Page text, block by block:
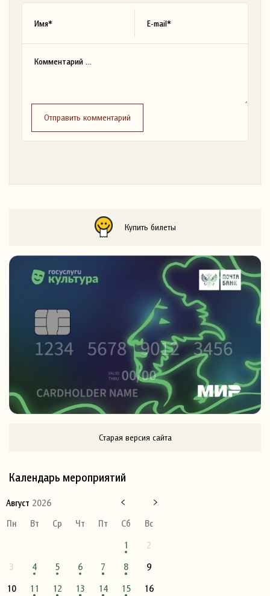
Отправить комментарий
Купить билеты
Старая версия сайта
Календарь мероприятий
Август 2026
Пн
Вт Ср Чт Пт Сб
Вс
1
2
3
4 5 6 7 8
9
10
11 12 13 14 15
16